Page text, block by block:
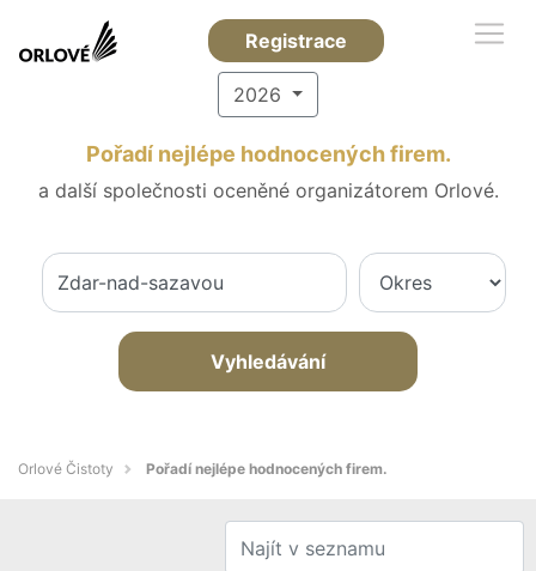
Registrace
2026
Pořadí nejlépe hodnocených firem.
a další společnosti oceněné organizátorem Orlové.
Vyhledávání
Orlové Čistoty Pořadí nejlépe hodnocených firem.